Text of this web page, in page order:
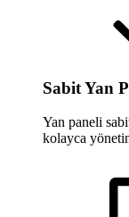
Sabit Yan
Yan paneli
kolayca